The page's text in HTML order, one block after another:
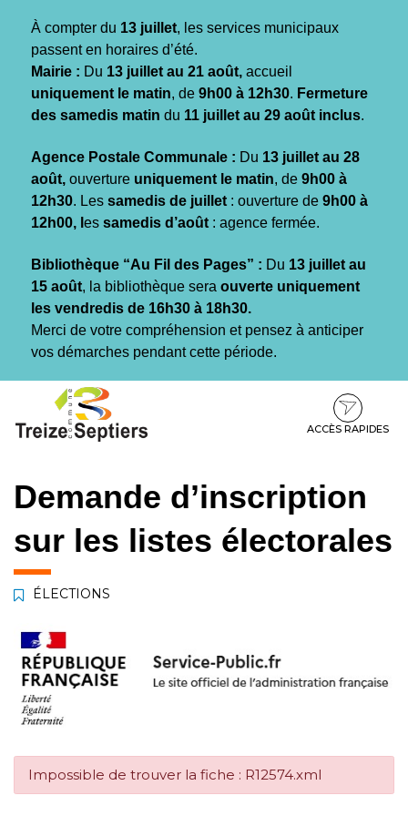
À compter du 13 juillet, les services municipaux
passent en horaires d’été.
Mairie : Du 13 juillet au 21 août, accueil
uniquement le matin, de 9h00 à 12h30. Fermeture
des samedis matin du 11 juillet au 29 août inclus.
Agence Postale Communale : Du 13 juillet au 28
août, ouverture uniquement le matin, de 9h00 à
12h30. Les samedis de juillet : ouverture de 9h00 à
12h00, l es samedis d’août : agence fermée.
Bibliothèque “Au Fil des Pages” : Du 13 juillet au
15 août, la bibliothèque sera ouverte uniquement
les vendredis de 16h30 à 18h30.
Merci de votre compréhension et pensez à anticiper
vos démarches pendant cette période.
contenu
pied
ACCÈS RAPIDES
Demande d’inscription
sur les listes électorales
ÉLECTIONS
Impossible de trouver la fiche : R12574.xml